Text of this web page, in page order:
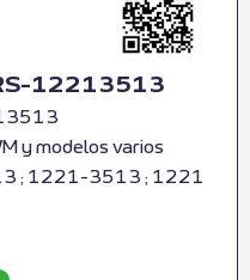
12213513
y modelos varios
; 1221-3513 ; 1221